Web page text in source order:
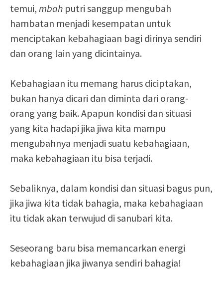
temui, mbah putri sanggup mengubah
hambatan menjadi kesempatan untuk
menciptakan kebahagiaan bagi dirinya sendiri
dan orang lain yang dicintainya.
Kebahagiaan itu memang harus diciptakan,
bukan hanya dicari dan diminta dari orang-
orang yang baik. Apapun kondisi dan situasi
yang kita hadapi jika jiwa kita mampu
mengubahnya menjadi suatu kebahagiaan,
maka kebahagiaan itu bisa terjadi.
Sebaliknya, dalam kondisi dan situasi bagus pun,
jika jiwa kita tidak bahagia, maka kebahagiaan
itu tidak akan terwujud di sanubari kita.
Seseorang baru bisa memancarkan energi
kebahagiaan jika jiwanya sendiri bahagia!